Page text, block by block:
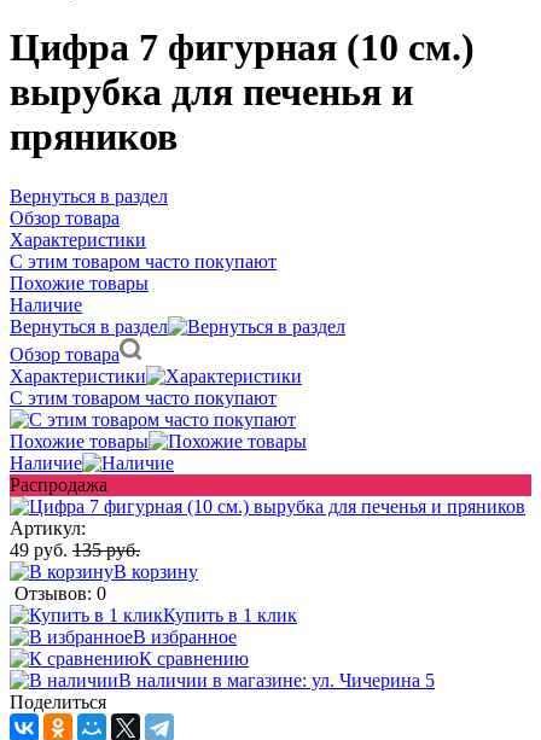
Цифра 7 фигурная (10 см.)
вырубка для печенья и
пряников
Вернуться в раздел
Обзор товара
Характеристики
С этим товаром часто покупают
Похожие товары
Наличие
Вернуться в раздел
Обзор товара
Характеристики
С этим товаром часто покупают
Похожие товары
Наличие
Распродажа
Артикул:
49 руб. 135 руб.
В корзину
Отзывов: 0
Купить в 1 клик
В избранное
К сравнению
В наличии в магазине: ул. Чичерина 5
Поделиться